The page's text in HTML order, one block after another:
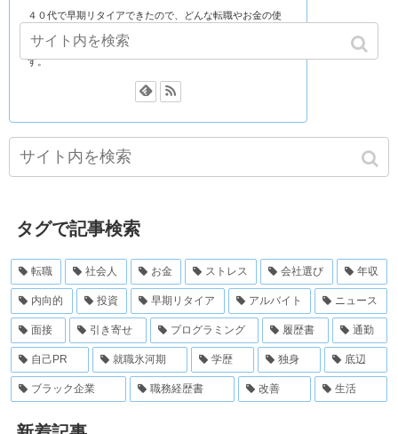
４０代で早期リタイアできたので、どんな転職やお金の使
わたしの年収等は『経歴』のリンクのページに書いていま
す。
タグで記事検索
転職 社会人 お金 ストレス 会社選び 年収
内向的 投資 早期リタイア アルバイト ニュース
面接 引き寄せ プログラミング 履歴書 通勤
自己PR 就職氷河期 学歴 独身 底辺
ブラック企業 職務経歴書 改善 生活